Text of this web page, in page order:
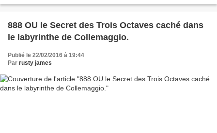
888 OU le Secret des Trois Octaves caché dans
le labyrinthe de Collemaggio.
Publié le 22/02/2016 à 19:44
Par rusty james